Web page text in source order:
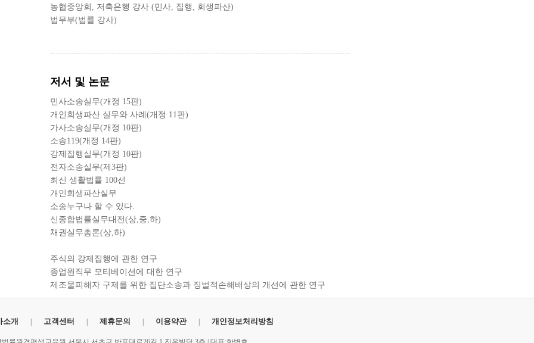
농협중앙회, 저축은행 강사 (민사, 집행, 회생파산)
법무부(법률 강사)
저서 및 논문
민사소송실무(개정 15판)
개인회생파산 실무와 사례(개정 11판)
가사소송실무(개정 10판)
소송119(개정 14판)
강제집행실무(개정 10판)
전자소송실무(제3판)
최신 생활법률 100선
개인회생파산실무
소송누구나 할 수 있다.
신종합법률실무대전(상,중,하)
채권실무총론(상,하)
주식의 강제집행에 관한 연구
종업원직무 모티베이션에 대한 연구
제조물피해자 구제를 위한 집단소송과 징벌적손해배상의 개선에 관한 연구
소개 고객센터 제휴문의 이용약관 개인정보처리방침